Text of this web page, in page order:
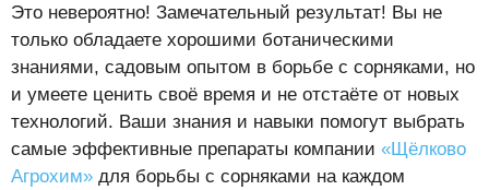
Это невероятно! Замечательный результат! Вы не
только обладаете хорошими ботаническими
знаниями, садовым опытом в борьбе с сорняками, но
и умеете ценить своё время и не отстаёте от новых
технологий. Ваши знания и навыки помогут выбрать
самые эффективные препараты компании «Щёлково
Агрохим» для борьбы с сорняками на каждом